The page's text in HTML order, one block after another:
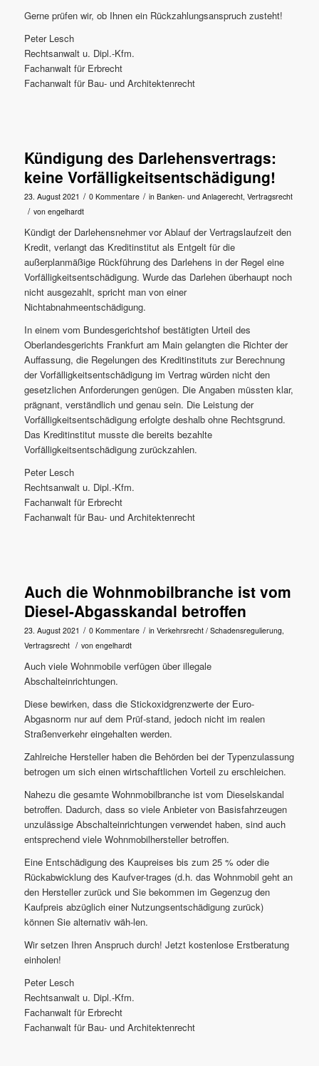
Gerne prüfen wir, ob Ihnen ein Rückzahlungsanspruch zusteht!
Peter Lesch
Rechtsanwalt u. Dipl.-Kfm.
Fachanwalt für Erbrecht
Fachanwalt für Bau- und Architektenrecht
Kündigung des Darlehensvertrags:
keine Vorfälligkeitsentschädigung!
23. August 2021 / 0 Kommentare / in Banken- und Anlagerecht, Vertragsrecht
/ von engelhardt
Kündigt der Darlehensnehmer vor Ablauf der Vertragslaufzeit den
Kredit, verlangt das Kreditinstitut als Entgelt für die
außerplanmäßige Rückführung des Darlehens in der Regel eine
Vorfälligkeitsentschädigung. Wurde das Darlehen überhaupt noch
nicht ausgezahlt, spricht man von einer
Nichtabnahmeentschädigung.
In einem vom Bundesgerichtshof bestätigten Urteil des
Oberlandesgerichts Frankfurt am Main gelangten die Richter der
Auffassung, die Regelungen des Kreditinstituts zur Berechnung
der Vorfälligkeitsentschädigung im Vertrag würden nicht den
gesetzlichen Anforderungen genügen. Die Angaben müssten klar,
prägnant, verständlich und genau sein. Die Leistung der
Vorfälligkeitsentschädigung erfolgte deshalb ohne Rechtsgrund.
Das Kreditinstitut musste die bereits bezahlte
Vorfälligkeitsentschädigung zurückzahlen.
Peter Lesch
Rechtsanwalt u. Dipl.-Kfm.
Fachanwalt für Erbrecht
Fachanwalt für Bau- und Architektenrecht
Auch die Wohnmobilbranche ist vom
Diesel-Abgasskandal betroffen
23. August 2021 / 0 Kommentare / in Verkehrsrecht / Schadensregulierung,
Vertragsrecht / von engelhardt
Auch viele Wohnmobile verfügen über illegale
Abschalteinrichtungen.
Diese bewirken, dass die Stickoxidgrenzwerte der Euro-
Abgasnorm nur auf dem Prüf-stand, jedoch nicht im realen
Straßenverkehr eingehalten werden.
Zahlreiche Hersteller haben die Behörden bei der Typenzulassung
betrogen um sich einen wirtschaftlichen Vorteil zu erschleichen.
Nahezu die gesamte Wohnmobilbranche ist vom Dieselskandal
betroffen. Dadurch, dass so viele Anbieter von Basisfahrzeugen
unzulässige Abschalteinrichtungen verwendet haben, sind auch
entsprechend viele Wohnmobilhersteller betroffen.
Eine Entschädigung des Kaupreises bis zum 25 % oder die
Rückabwicklung des Kaufver-trages (d.h. das Wohnmobil geht an
den Hersteller zurück und Sie bekommen im Gegenzug den
Kaufpreis abzüglich einer Nutzungsentschädigung zurück)
können Sie alternativ wäh-len.
Wir setzen Ihren Anspruch durch! Jetzt kostenlose Erstberatung
einholen!
Peter Lesch
Rechtsanwalt u. Dipl.-Kfm.
Fachanwalt für Erbrecht
Fachanwalt für Bau- und Architektenrecht